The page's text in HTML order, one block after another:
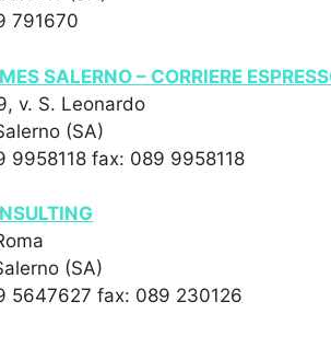
791670
SALERNO – CORRIERE
v. S. Leonardo
(SA)
9958118 fax: 089 9958118
(SA)
5647627 fax: 089 230126